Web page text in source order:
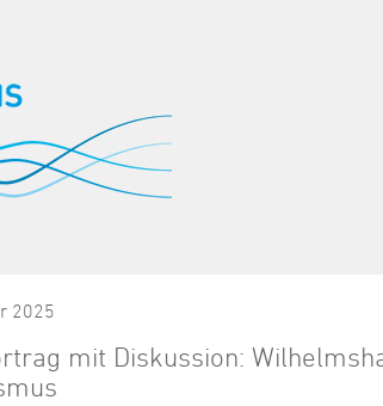
2025
mit Diskussion: